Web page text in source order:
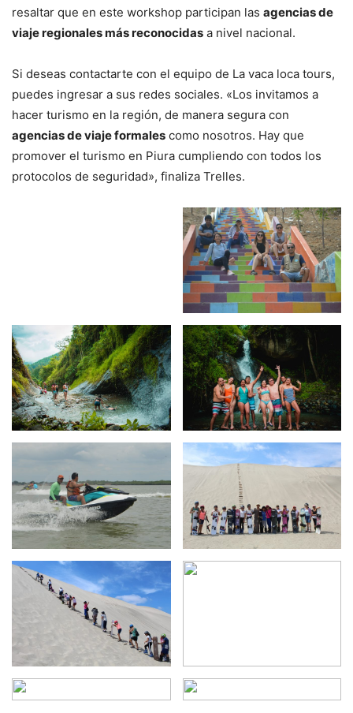
resaltar que en este workshop participan las agencias de
viaje regionales más reconocidas a nivel nacional.
Si deseas contactarte con el equipo de La vaca loca tours,
puedes ingresar a sus redes sociales. «Los invitamos a
hacer turismo en la región, de manera segura con
agencias de viaje formales como nosotros. Hay que
promover el turismo en Piura cumpliendo con todos los
protocolos de seguridad», finaliza Trelles.